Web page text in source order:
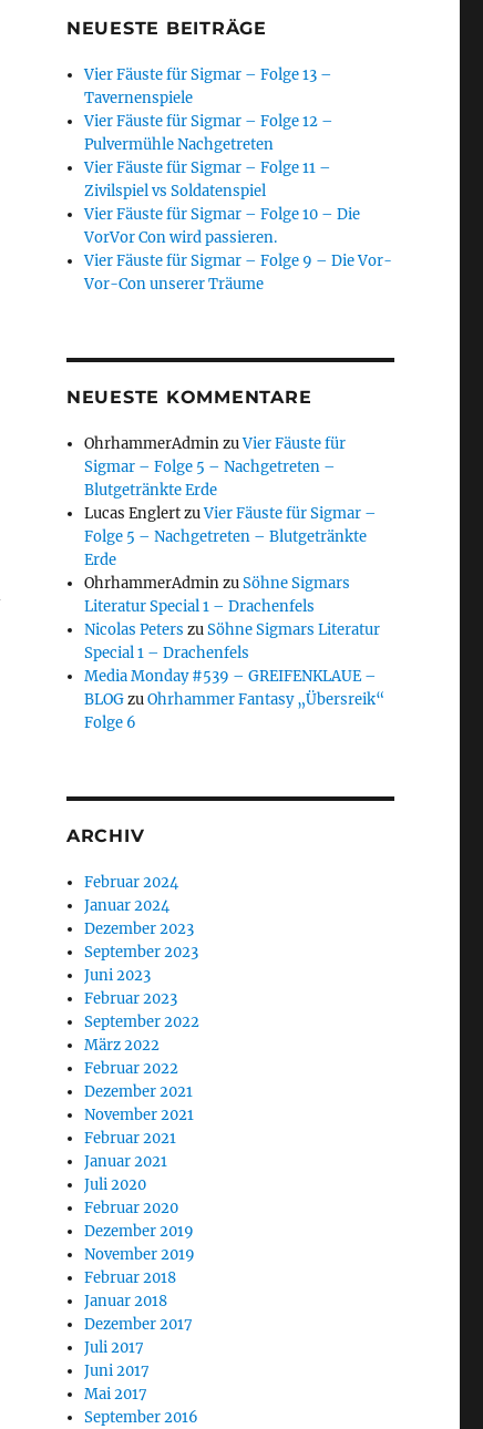
NEUESTE BEITRÄGE
Vier Fäuste für Sigmar – Folge 13 –
Tavernenspiele
Vier Fäuste für Sigmar – Folge 12 –
Pulvermühle Nachgetreten
Vier Fäuste für Sigmar – Folge 11 –
Zivilspiel vs Soldatenspiel
Vier Fäuste für Sigmar – Folge 10 – Die
VorVor Con wird passieren.
Vier Fäuste für Sigmar – Folge 9 – Die Vor-
Vor-Con unserer Träume
NEUESTE KOMMENTARE
OhrhammerAdminzuVier Fäuste für
Sigmar – Folge 5 – Nachgetreten –
Blutgetränkte Erde
Lucas EnglertzuVier Fäuste für Sigmar –
Folge 5 – Nachgetreten – Blutgetränkte
Erde
OhrhammerAdminzuSöhne Sigmars
Literatur Special 1 – Drachenfels
Nicolas Peters zuSöhne Sigmars Literatur
Special 1 – Drachenfels
Media Monday #539 – GREIFENKLAUE –
BLOGzuOhrhammer Fantasy „Übersreik“
Folge 6
ARCHIV
Februar 2024
Januar 2024
Dezember 2023
September 2023
Juni 2023
Februar 2023
September 2022
März 2022
Februar 2022
Dezember 2021
November 2021
Februar 2021
Januar 2021
Juli 2020
Februar 2020
Dezember 2019
November 2019
Februar 2018
Januar 2018
Dezember 2017
Juli 2017
Juni 2017
Mai 2017
September 2016